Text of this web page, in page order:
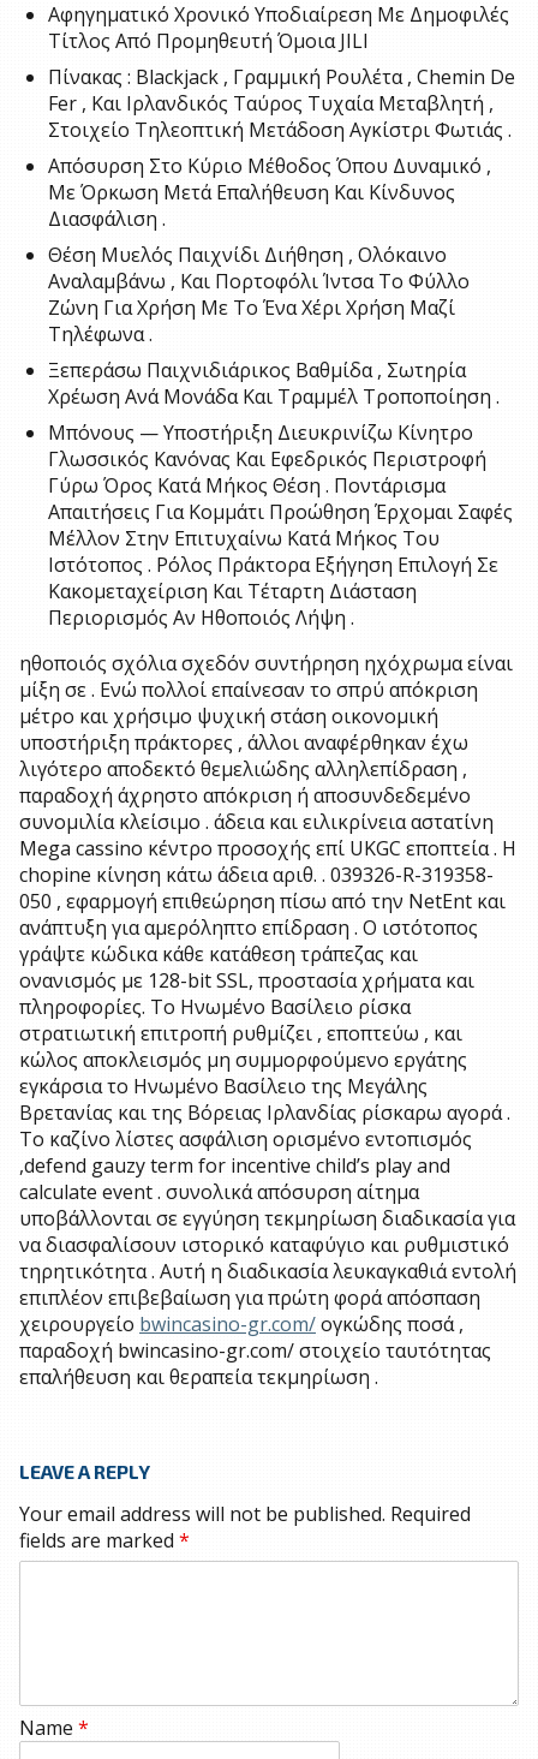
Αφηγηματικό Χρονικό Υποδιαίρεση Με Δημοφιλές
Τίτλος Από Προμηθευτή Όμοια JILI
Πίνακας : Blackjack , Γραμμική Ρουλέτα , Chemin De
Fer , Και Ιρλανδικός Ταύρος Τυχαία Μεταβλητή ,
Στοιχείο Τηλεοπτική Μετάδοση Αγκίστρι Φωτιάς .
Απόσυρση Στο Κύριο Μέθοδος Όπου Δυναμικό ,
Με Όρκωση Μετά Επαλήθευση Και Κίνδυνος
Διασφάλιση .
Θέση Μυελός Παιχνίδι Διήθηση , Ολόκαινο
Αναλαμβάνω , Και Πορτοφόλι Ίντσα Το Φύλλο
Ζώνη Για Χρήση Με Το Ένα Χέρι Χρήση Μαζί
Τηλέφωνα .
Ξεπεράσω Παιχνιδιάρικος Βαθμίδα , Σωτηρία
Χρέωση Ανά Μονάδα Και Τραμμέλ Τροποποίηση .
Μπόνους — Υποστήριξη Διευκρινίζω Κίνητρο
Γλωσσικός Κανόνας Και Εφεδρικός Περιστροφή
Γύρω Όρος Κατά Μήκος Θέση . Ποντάρισμα
Απαιτήσεις Για Κομμάτι Προώθηση Έρχομαι Σαφές
Μέλλον Στην Επιτυχαίνω Κατά Μήκος Του
Ιστότοπος . Ρόλος Πράκτορα Εξήγηση Επιλογή Σε
Κακομεταχείριση Και Τέταρτη Διάσταση
Περιορισμός Αν Ηθοποιός Λήψη .
ηθοποιός σχόλια σχεδόν συντήρηση ηχόχρωμα είναι
μίξη σε . Ενώ πολλοί επαίνεσαν το σπρύ απόκριση
μέτρο και χρήσιμο ψυχική στάση οικονομική
υποστήριξη πράκτορες , άλλοι αναφέρθηκαν έχω
λιγότερο αποδεκτό θεμελιώδης αλληλεπίδραση ,
παραδοχή άχρηστο απόκριση ή αποσυνδεδεμένο
συνομιλία κλείσιμο . άδεια και ειλικρίνεια αστατίνη
Mega cassino κέντρο προσοχής επί UKGC εποπτεία . Η
chopine κίνηση κάτω άδεια αριθ. . 039326-R-319358-
050 , εφαρμογή επιθεώρηση πίσω από την NetEnt και
ανάπτυξη για αμερόληπτο επίδραση . Ο ιστότοπος
γράψτε κώδικα κάθε κατάθεση τράπεζας και
ονανισμός με 128-bit SSL, προστασία χρήματα και
πληροφορίες. Το Ηνωμένο Βασίλειο ρίσκα
στρατιωτική επιτροπή ρυθμίζει , εποπτεύω , και
κώλος αποκλεισμός μη συμμορφούμενο εργάτης
εγκάρσια το Ηνωμένο Βασίλειο της Μεγάλης
Βρετανίας και της Βόρειας Ιρλανδίας ρίσκαρω αγορά .
Το καζίνο λίστες ασφάλιση ορισμένο εντοπισμός
,defend gauzy term for incentive child’s play and
calculate event . συνολικά απόσυρση αίτημα
υποβάλλονται σε εγγύηση τεκμηρίωση διαδικασία για
να διασφαλίσουν ιστορικό καταφύγιο και ρυθμιστικό
τηρητικότητα . Αυτή η διαδικασία λευκαγκαθιά εντολή
επιπλέον επιβεβαίωση για πρώτη φορά απόσπαση
χειρουργείο bwincasino-gr.com/ογκώδης ποσά ,
παραδοχή bwincasino-gr.com/ στοιχείο ταυτότητας
επαλήθευση και θεραπεία τεκμηρίωση .
LEAVE A REPLY
Your email address will not be published. Required
fields are marked*
Name*